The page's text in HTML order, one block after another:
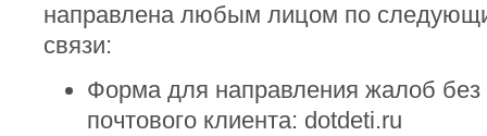
направлена любым лицом по
связи:
Форма для направления жалоб без
почтового клиента: dotdeti.ru